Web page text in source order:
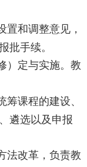
置和调整意见，
批手续。
） 定与实施。教
课程的建设、
遴选以及申报
法改革，负责教